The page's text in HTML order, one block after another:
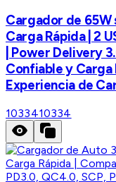
Cargador de 65W
Carga Rápida | 2
| Power Delivery
Confiable y
Experiencia de
1033410334